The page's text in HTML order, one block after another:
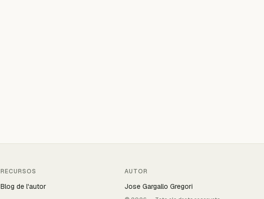
RECURSOS
Blog de l'autor
AUTOR
Jose Gargallo Gregori